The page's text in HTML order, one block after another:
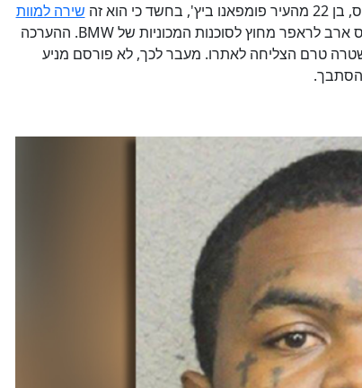
הוא זה
שירה למוות
. על פי החשד, וויליאמס ארב לראפר מחוץ לסוכנות המכוניות של BMW. ההערכה
טרם הצליחה לאתרו. מעבר לכך, לא פורסם מניע